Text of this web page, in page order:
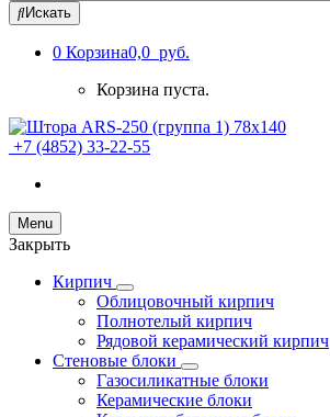
Искать
0 Корзина0,0 руб.
Корзина пуста.
+7 (4852) 33-22-55
Menu
Закрыть
Кирпич
Облицовочный кирпич
Полнотелый кирпич
Рядовой керамический кирпич
Стеновые блоки
Газосиликатные блоки
Керамические блоки